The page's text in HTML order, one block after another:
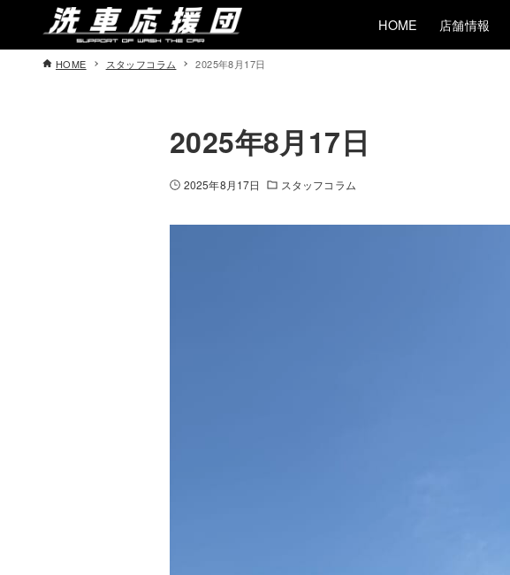
HOME 店舗情報
HOME スタッフコラム 2025年8月17日
2025年8月17日
2025年8月17日 スタッフコラム